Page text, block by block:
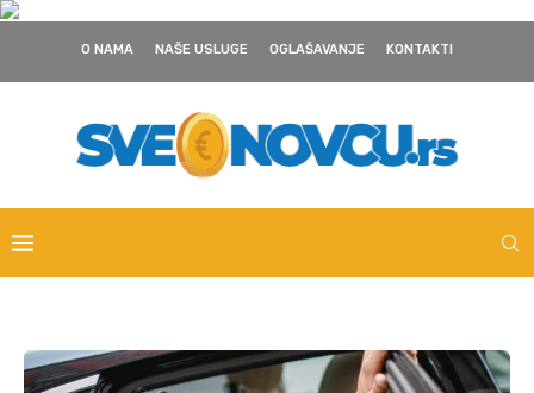
O NAMA NAŠE USLUGE OGLAŠAVANJE KONTAKTI